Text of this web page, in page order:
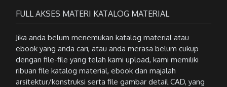
FULL AKSES MATERI KATALOG MATERIAL
Jika anda belum menemukan katalog material atau
ebook yang anda cari, atau anda merasa belum cukup
dengan file-file yang telah kami upload, kami memiliki
ribuan file katalog material, ebook dan majalah
arsitektur/konstruksi serta file gambar detail CAD, yang